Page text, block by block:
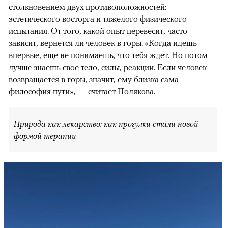
столкновением двух противоположностей:
эстетического восторга и тяжелого физического
испытания. От того, какой опыт перевесит, часто
зависит, вернется ли человек в горы. «Когда идешь
впервые, еще не понимаешь, что тебя ждет. Но потом
лучше знаешь свое тело, силы, реакции. Если человек
возвращается в горы, значит, ему близка сама
философия пути», — считает Полякова.
Природа как лекарство: как прогулки стали новой
формой терапии